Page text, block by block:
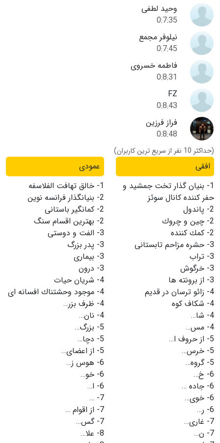
وحید لطفی
0:7:35
نیلوفر مجمع
0:7:45
فاطمه خسروی
0:8:31
FZ
0:8:43
فراز فرزین
0:8:48
(حداکثر 10 نفر از سریع ترین کاربران)
افقی
1- بنیان گذار تخت جمشید و
حفر كننده كانال سوئز
2- پاندول
2- چین و چروك
2- كمك كننده
3- حشره مزاحم تابستانی
3- تراب
3- خرگوش
3- از برونته ها
4- زائو ترسان در قدیم
4- شكاف كوه
4- شا…
4- مس…
5- از حروف ا…
5- خرس…
5- گروه…
6- خ…
6- جاده …
6- خوی…
6- ر…
7- غاری…
7- ن…
عمودی
1- خالق تهافت الفلاسفه
2- بنیانگذار فرانسه نوین
2- كمانگیر باستانی
2- بهترین اقسام سنگ
3- الفت و دوستی
3- پدر بزرگ
3- بیماری
3- درون
4- شریان حیات
4- موجود وحشتناك افسانه ای
4- ظرف بزر…
4- نان…
5- بزرگ…
5- دچا…
5- از اعضای…
6- هوس ز…
6- خو…
6- ا…
7-
…
7- از اقوام …
7- گس…
8- علا…